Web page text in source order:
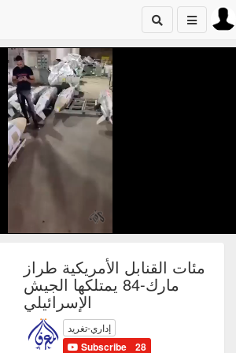
مئات القنابل الأمريكية طراز
مارك-84 يمتلكها الجيش
الإسرائيلي
إداري-تغريد
Subscribe 28